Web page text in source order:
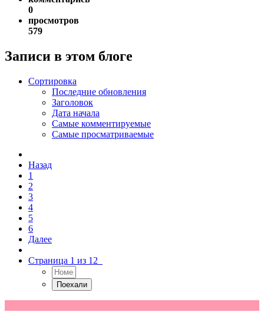
0
просмотров
579
Записи в этом блоге
Сортировка
Последние обновления
Заголовок
Дата начала
Самые комментируемые
Самые просматриваемые
Назад
1
2
3
4
5
6
Далее
Страница 1 из 12